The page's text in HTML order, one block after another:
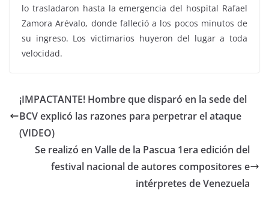
lo trasladaron hasta la emergencia del hospital Rafael
Zamora Arévalo, donde falleció a los pocos minutos de
su ingreso. Los victimarios huyeron del lugar a toda
velocidad.
¡IMPACTANTE! Hombre que disparó en la sede del
BCV explicó las razones para perpetrar el ataque
(VIDEO)
Se realizó en Valle de la Pascua 1era edición del
festival nacional de autores compositores e
intérpretes de Venezuela